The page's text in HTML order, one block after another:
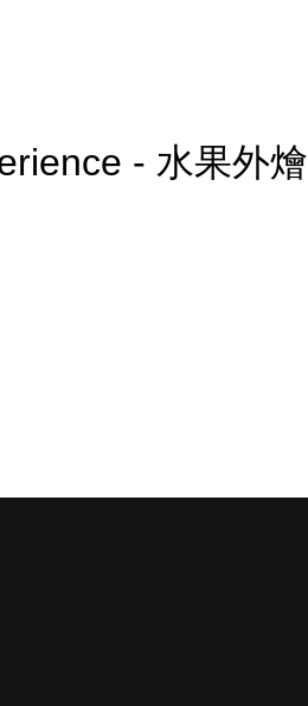
- 水果外燴